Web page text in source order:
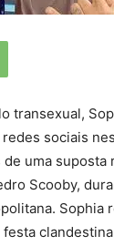
transexual,
sociais
uma suposta
Scooby,
Sophia